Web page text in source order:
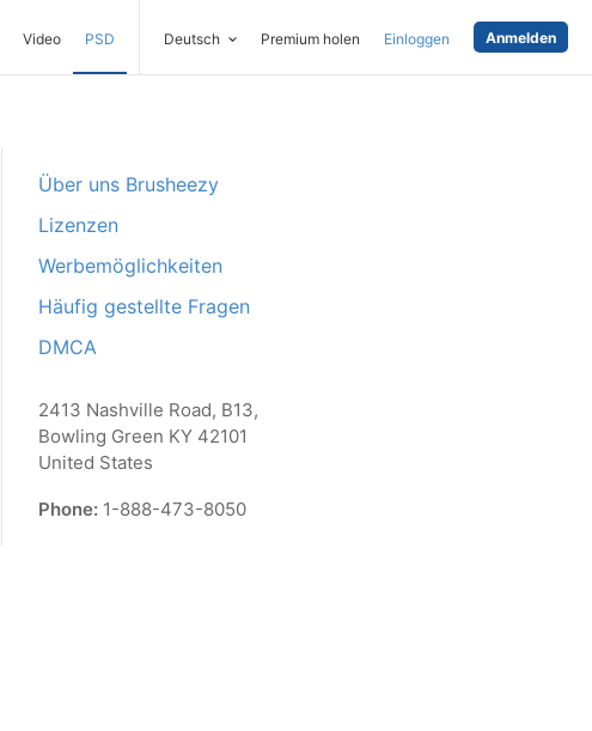
Video PSD Deutsch Premium holen Einloggen Anmelden
Über uns Brusheezy
Lizenzen
Werbemöglichkeiten
Häufig gestellte Fragen
DMCA
2413 Nashville Road, B13,
Bowling Green KY 42101
United States
Phone:1-888-473-8050